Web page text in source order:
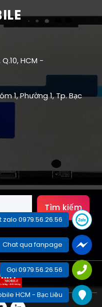
HCM -
1, Phường 1, Tp. Bạc
Tìm kiếm
zalo 0979.56.26.56
Chat qua fanpage
Gọi 0979.56.26.56
HCM - Bạc Liêu